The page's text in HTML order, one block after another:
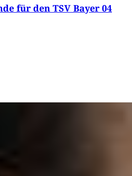
für den TSV Bayer 04